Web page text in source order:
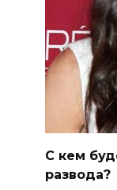
С кем
развода?